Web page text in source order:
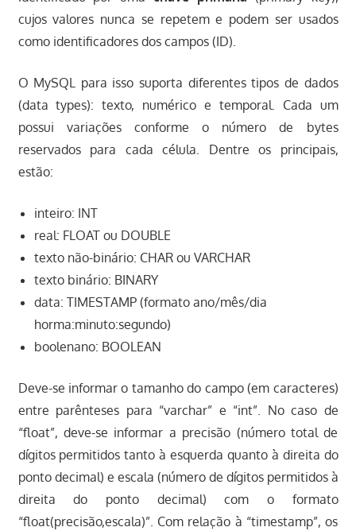
cujos valores nunca se repetem e podem ser usados
como identificadores dos campos (ID).
O MySQL para isso suporta diferentes tipos de dados
(data types): texto, numérico e temporal. Cada um
possui variações conforme o número de bytes
reservados para cada célula. Dentre os principais,
estão:
inteiro: INT
real: FLOAT ou DOUBLE
texto não-binário: CHAR ou VARCHAR
texto binário: BINARY
data: TIMESTAMP (formato ano/mês/dia
horma:minuto:segundo)
boolenano: BOOLEAN
Deve-se informar o tamanho do campo (em caracteres)
entre parênteses para “varchar” e “int”. No caso de
“float”, deve-se informar a precisão (número total de
dígitos permitidos tanto à esquerda quanto à direita do
ponto decimal) e escala (número de dígitos permitidos à
direita do ponto decimal) com o formato
“float(precisão,escala)”. Com relação à “timestamp”, os